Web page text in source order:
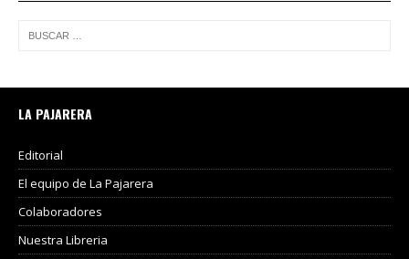
LA PAJARERA
Editorial
El equipo de La Pajarera
Colaboradores
Nuestra Libreria